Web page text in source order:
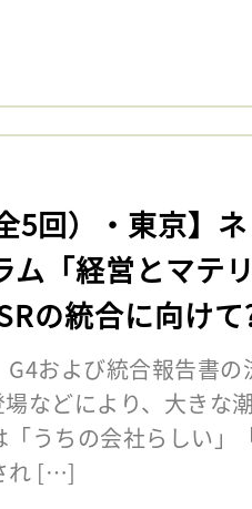
5回）・東京】
ム「経営とマテ
の統合に向けて
G4および統合報告書
場などにより、大きな
「うちの会社らしい」
れ […]